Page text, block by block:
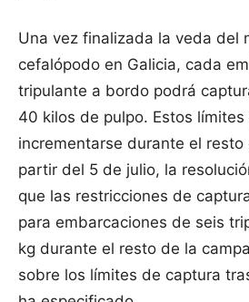
Una vez finalizada la veda del
cefalópodo en Galicia, cada
tripulante a bordo podrá
40 kilos de pulpo. Estos límites
incrementarse durante el resto
partir del 5 de julio, la
que las restricciones de
para embarcaciones de seis
kg durante el resto de la
sobre los límites de captura